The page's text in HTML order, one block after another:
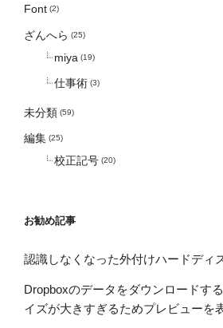
Font (2)
ざんへら (25)
miya (19)
仕事術 (3)
未分類 (59)
編集 (25)
校正記号 (20)
お勧め記事
認識しなくなった外付けハードディ
Dropboxのデータをダウンロードす
イズが大きすぎるためプレビューを